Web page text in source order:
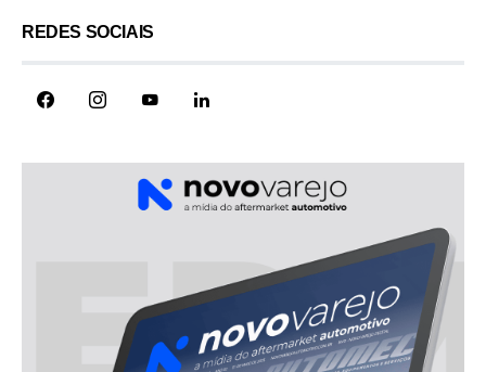
REDES SOCIAIS